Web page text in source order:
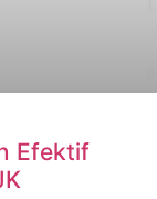
Efektif